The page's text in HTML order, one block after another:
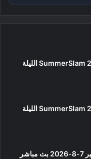
عرض سمر سلام SummerSlam 2026 الليلة
عرض سمر سلام SummerSlam 2026 الليلة
عرض سماك داون الأخير 7-8-2026 بث مباشر